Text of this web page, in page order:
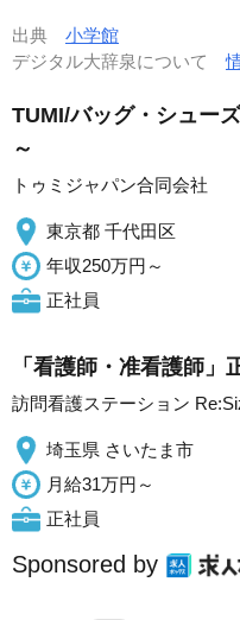
出典 小学館
デジタル大辞泉について
TUMI/バッグ・シュー
～
トゥミジャパン合同会社
東京都 千代田区
年収250万円～
正社員
「看護師・准看護師
訪問看護ステーション
埼玉県 さいたま市
月給31万円～
正社員
Sponsored by